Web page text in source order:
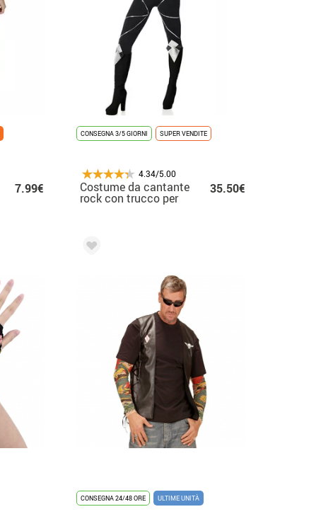
7.99€
CONSEGNA 3/5 GIORNI SUPER VENDITE
4.34/5.00
Costume da cantante
rock con trucco per
35.50€
CONSEGNA 24/48 ORE ULTIME UNITÀ